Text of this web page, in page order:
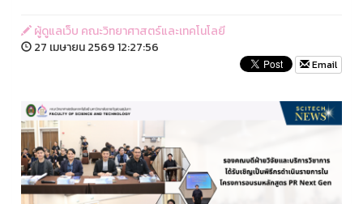
ผู้ดูแลเว็บ คณะวิทยาศาสตร์และเทคโนโลยี
27 เมษายน 2569 12:27:56
Email